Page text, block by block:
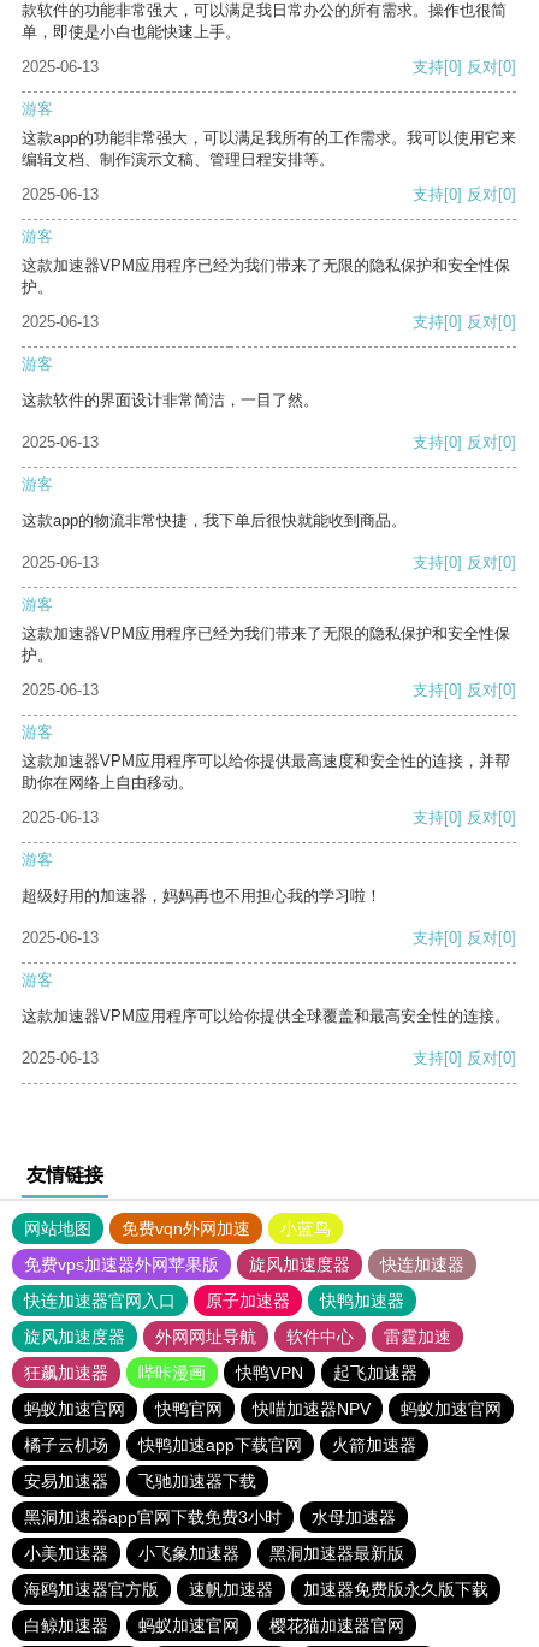
款软件的功能非常强大，可以满足我日常办公的所有需求。操作也很简
单，即使是小白也能快速上手。
2025-06-13
支持[0] 反对[0]
游客
这款app的功能非常强大，可以满足我所有的工作需求。我可以使用它来
编辑文档、制作演示文稿、管理日程安排等。
2025-06-13
支持[0] 反对[0]
游客
这款加速器VPM应用程序已经为我们带来了无限的隐私保护和安全性保
护。
2025-06-13
支持[0] 反对[0]
游客
这款软件的界面设计非常简洁，一目了然。
2025-06-13 支持[0] 反对[0]
游客
这款app的物流非常快捷，我下单后很快就能收到商品。
2025-06-13 支持[0] 反对[0]
游客
这款加速器VPM应用程序已经为我们带来了无限的隐私保护和安全性保
护。
2025-06-13
支持[0] 反对[0]
游客
这款加速器VPM应用程序可以给你提供最高速度和安全性的连接，并帮
助你在网络上自由移动。
2025-06-13
支持[0] 反对[0]
游客
超级好用的加速器，妈妈再也不用担心我的学习啦！
2025-06-13 支持[0] 反对[0]
游客
这款加速器VPM应用程序可以给你提供全球覆盖和最高安全性的连接。
2025-06-13 支持[0] 反对[0]
友情链接
网站地图 免费vqn外网加速
小蓝鸟
免费vps加速器外网苹果版
旋风加速度器
快连加速器
快连加速器官网入口
原子加速器
快鸭加速器
旋风加速度器
外网网址导航 软件中心
雷霆加速
狂飙加速器
哔咔漫画 快鸭VPN
起飞加速器
蚂蚁加速官网
快鸭官网 快喵加速器NPV
蚂蚁加速官网
橘子云机场
快鸭加速app下载官网
火箭加速器
安易加速器
飞驰加速器下载
黑洞加速器app官网下载免费3小时
水母加速器
小美加速器
小飞象加速器
黑洞加速器最新版
海鸥加速器官方版
速帆加速器
加速器免费版永久版下载
白鲸加速器
蚂蚁加速官网 樱花猫加速器官网